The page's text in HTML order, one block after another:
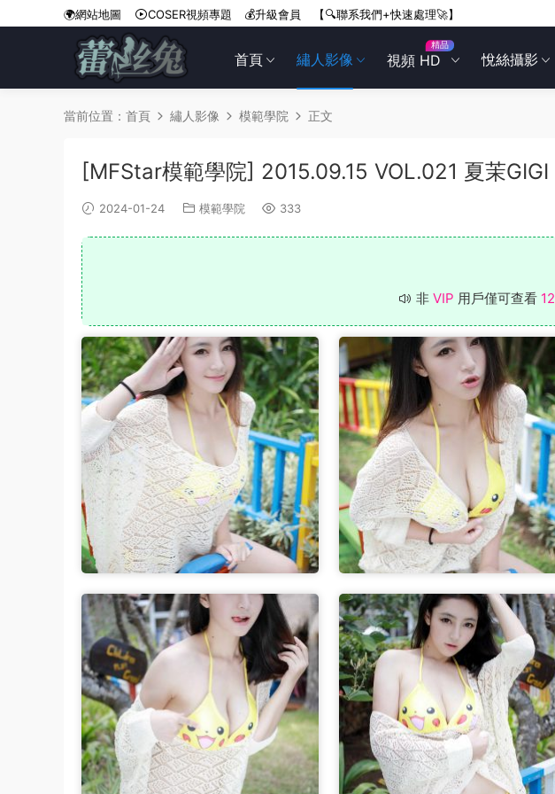
首頁 繡人影像 視頻 HD
精品
悅絲攝影
🌍網站地圖 COSER視頻專題 💰升級會員 【🔍聯系我們+快速處理🚀】
當前位置： 首頁 繡人影像 模範學院 正文
[MFStar模範學院] 2015.09.15 VOL.021 夏茉GIGI
2024-01-24 模範學院 333
非 VIP 用戶僅可查看 12